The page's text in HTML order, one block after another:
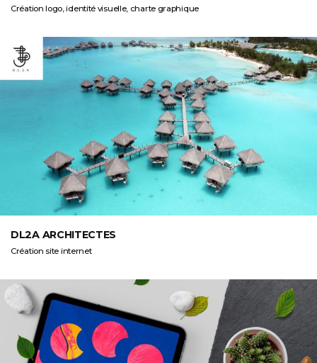
Création logo, identité visuelle, charte graphique
DL2A ARCHITECTES
Création site internet